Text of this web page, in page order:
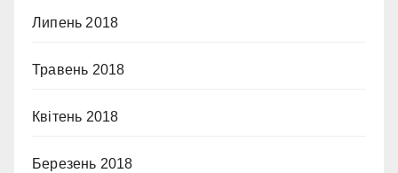
Липень 2018
Травень 2018
Квітень 2018
Березень 2018